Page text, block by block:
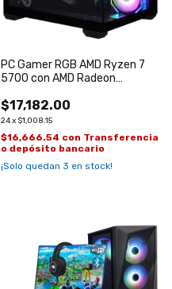
PC Gamer RGB AMD Ryzen 7
5700 con AMD Radeon
$17,182.00
24x $1,008.15
$16,666.54 con Transferencia
o depósito bancario
¡Solo quedan 3 en stock!